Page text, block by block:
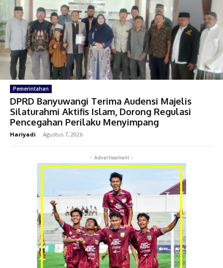
Pemerintahan
DPRD Banyuwangi Terima Audensi Majelis
Silaturahmi Aktifis Islam, Dorong Regulasi
Pencegahan Perilaku Menyimpang
Hariyadi - Agustus 7, 2026
- Advertisement -